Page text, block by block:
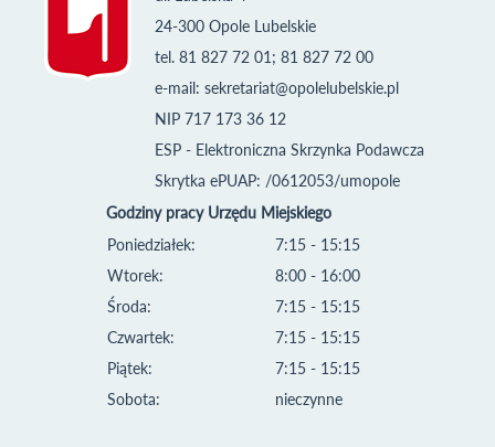
24-300 Opole Lubelskie
tel. 81 827 72 01; 81 827 72 00
e-mail: sekretariat@opolelubelskie.pl
NIP 717 173 36 12
ESP - Elektroniczna Skrzynka Podawcza
Skrytka ePUAP: /0612053/umopole
Godziny pracy Urzędu Miejskiego
Poniedziałek:
Wtorek:
Środa:
Czwartek:
Piątek:
Sobota:
7:15 - 15:15
8:00 - 16:00
7:15 - 15:15
7:15 - 15:15
7:15 - 15:15
nieczynne